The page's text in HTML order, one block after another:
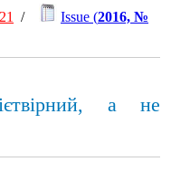
/ Issue (2016, №
а не